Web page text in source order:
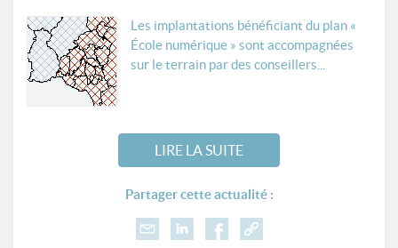
Les implantations bénéficiant du plan «
École numérique » sont accompagnées
sur le terrain par des conseillers...
LIRE LA SUITE
Partager cette actualité :